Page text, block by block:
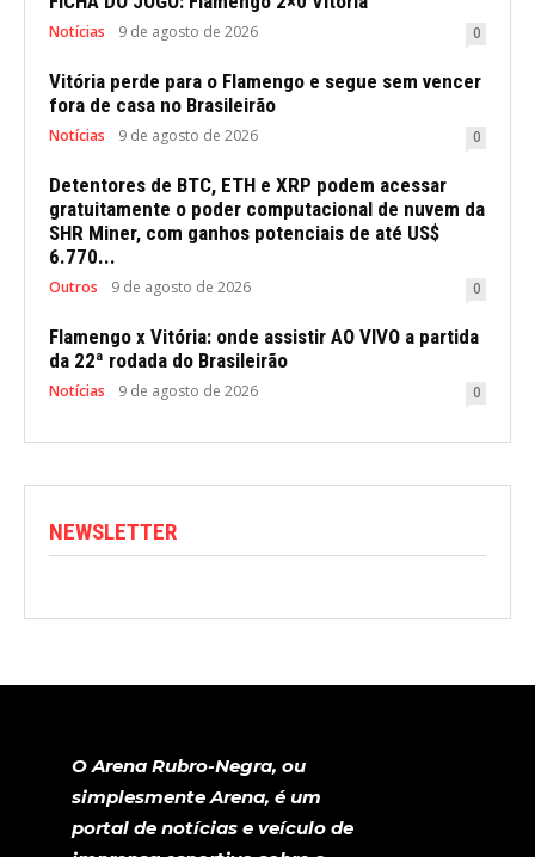
Notícias 9 de agosto de 2026 0
Vitória perde para o Flamengo e segue sem vencer
fora de casa no Brasileirão
Notícias 9 de agosto de 2026 0
Detentores de BTC, ETH e XRP podem acessar
gratuitamente o poder computacional de nuvem da
SHR Miner, com ganhos potenciais de até US$
6.770...
Outros 9 de agosto de 2026 0
Flamengo x Vitória: onde assistir AO VIVO a partida
da 22ª rodada do Brasileirão
Notícias 9 de agosto de 2026 0
NEWSLETTER
O Arena Rubro-Negra, ou
simplesmente Arena, é um
portal de notícias e veículo de